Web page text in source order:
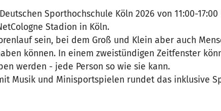
Sporthochschule Köln 2026 von 11:00-17:00
Stadion in Köln.
sein, bei dem Groß und Klein aber auch
können. In einem zweistündigen Zeitfenster
werden - jede Person so wie sie kann.
Musik und Minisportspielen rundet das inklusive